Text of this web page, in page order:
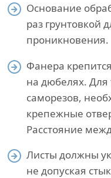
Основание
раз грунтовкой
проникновения.
Фанера
на дюбелях. Для
саморезов,
крепежные
Расстояние
Листы должны
не допуская